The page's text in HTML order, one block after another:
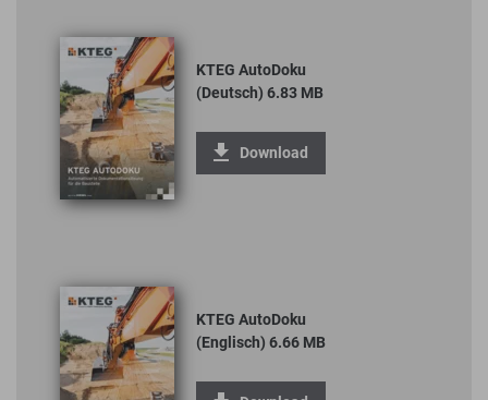
KTEG AutoDoku
(Deutsch) 6.83 MB
Download
KTEG AutoDoku
(Englisch) 6.66 MB